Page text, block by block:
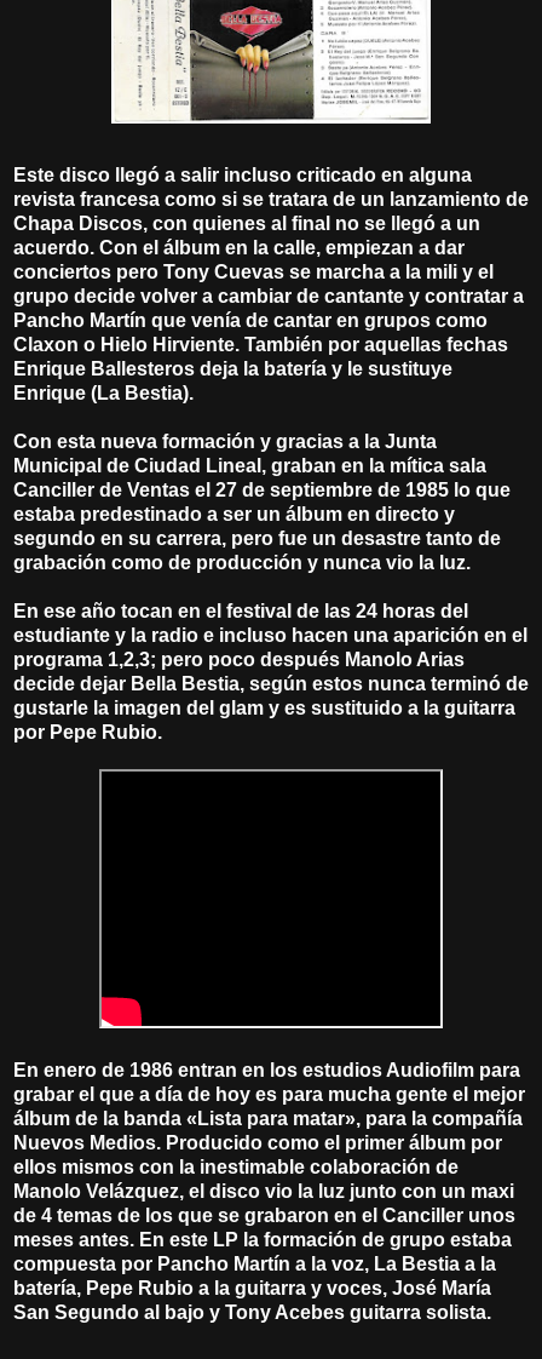
Este disco llegó a salir incluso criticado en alguna
revista francesa como si se tratara de un lanzamiento de
Chapa Discos, con quienes al final no se llegó a un
acuerdo. Con el álbum en la calle, empiezan a dar
conciertos pero Tony Cuevas se marcha a la mili y el
grupo decide volver a cambiar de cantante y contratar a
Pancho Martín que venía de cantar en grupos como
Claxon o Hielo Hirviente. También por aquellas fechas
Enrique Ballesteros deja la batería y le sustituye
Enrique (La Bestia).
Con esta nueva formación y gracias a la Junta
Municipal de Ciudad Lineal, graban en la mítica sala
Canciller de Ventas el 27 de septiembre de 1985 lo que
estaba predestinado a ser un álbum en directo y
segundo en su carrera, pero fue un desastre tanto de
grabación como de producción y nunca vio la luz.
En ese año tocan en el festival de las 24 horas del
estudiante y la radio e incluso hacen una aparición en el
programa 1,2,3; pero poco después Manolo Arias
decide dejar Bella Bestia, según estos nunca terminó de
gustarle la imagen del glam y es sustituido a la guitarra
por Pepe Rubio.
En enero de 1986 entran en los estudios Audiofilm para
grabar el que a día de hoy es para mucha gente el mejor
álbum de la banda «Lista para matar», para la compañía
Nuevos Medios. Producido como el primer álbum por
ellos mismos con la inestimable colaboración de
Manolo Velázquez, el disco vio la luz junto con un maxi
de 4 temas de los que se grabaron en el Canciller unos
meses antes. En este LP la formación de grupo estaba
compuesta por Pancho Martín a la voz, La Bestia a la
batería, Pepe Rubio a la guitarra y voces, José María
San Segundo al bajo y Tony Acebes guitarra solista.